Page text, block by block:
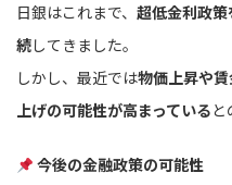
日銀はこれまで、 超低金利政
続してきました。
しかし、最近では物価上昇や
上げの可能性が高まっていると
今後の金融政策の可能性